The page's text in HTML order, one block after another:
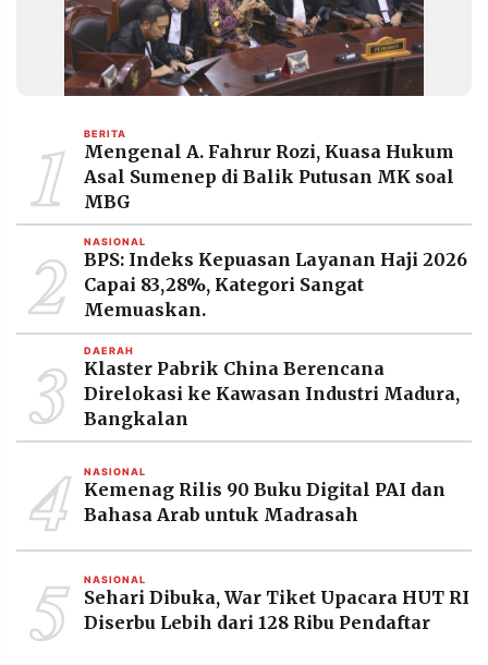
1 BERITA
Mengenal A. Fahrur Rozi, Kuasa Hukum
Asal Sumenep di Balik Putusan MK soal
MBG
2 NASIONAL
BPS: Indeks Kepuasan Layanan Haji 2026
Capai 83,28%, Kategori Sangat
Memuaskan.
3 DAERAH
Klaster Pabrik China Berencana
Direlokasi ke Kawasan Industri Madura,
Bangkalan
4 NASIONAL
Kemenag Rilis 90 Buku Digital PAI dan
Bahasa Arab untuk Madrasah
5 NASIONAL
Sehari Dibuka, War Tiket Upacara HUT RI
Diserbu Lebih dari 128 Ribu Pendaftar